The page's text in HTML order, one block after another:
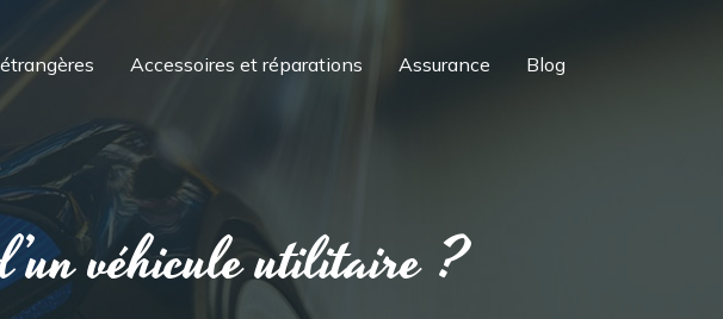
Accessoires et réparations Assurance Blog
véhicule utilitaire ?